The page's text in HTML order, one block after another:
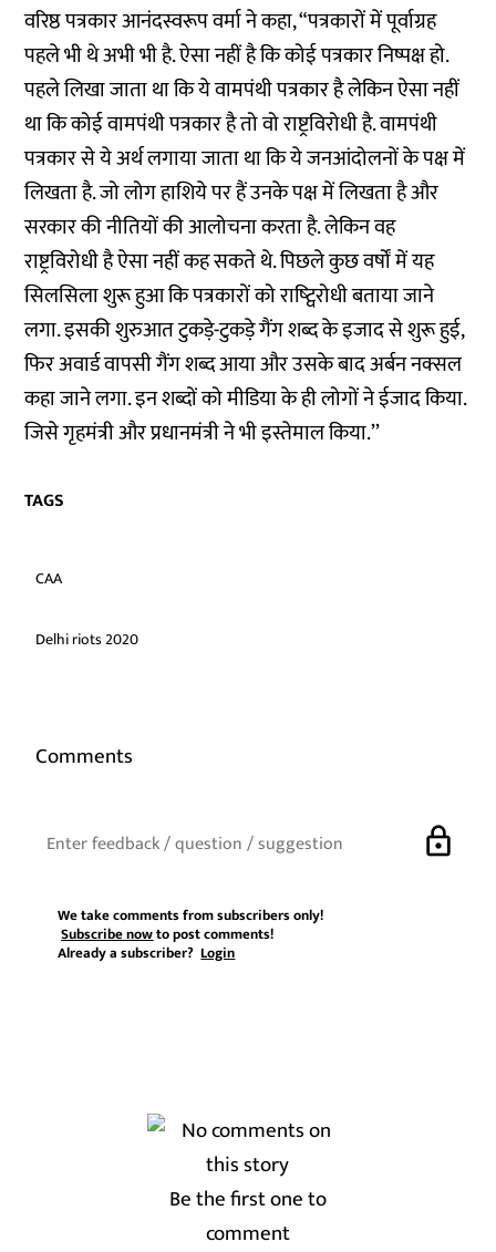
वरिष्ठ पत्रकार आनंदस्वरूप वर्मा ने कहा, “पत्रकारों में पूर्वाग्रह
पहले भी थे अभी भी है. ऐसा नहीं है कि कोई पत्रकार निष्पक्ष हो.
पहले लिखा जाता था कि ये वामपंथी पत्रकार है लेकिन ऐसा नहीं
था कि कोई वामपंथी पत्रकार है तो वो राष्ट्रविरोधी है. वामपंथी
पत्रकार से ये अर्थ लगाया जाता था कि ये जनआंदोलनों के पक्ष में
लिखता है. जो लोग हाशिये पर हैं उनके पक्ष में लिखता है और
सरकार की नीतियों की आलोचना करता है. लेकिन वह
राष्ट्रविरोधी है ऐसा नहीं कह सकते थे. पिछले कुछ वर्षों में यह
सिलसिला शुरू हुआ कि पत्रकारों को राष्ट्विरोधी बताया जाने
लगा. इसकी शुरुआत टुकड़े-टुकड़े गैंग शब्द के इजाद से शुरू हुई,
फिर अवार्ड वापसी गैंग शब्द आया और उसके बाद अर्बन नक्सल
कहा जाने लगा. इन शब्दों को मीडिया के ही लोगों ने ईजाद किया.
जिसे गृहमंत्री और प्रधानमंत्री ने भी इस्तेमाल किया.’’
TAGS
CAA
Delhi riots 2020
Comments
lock
We take comments from subscribers only!
Subscribe nowto post comments!
Already a subscriber?Login
Be the first one to
comment